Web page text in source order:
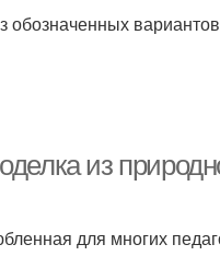
вариантов
из
для многих